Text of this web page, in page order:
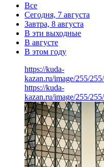
Все
Сегодня, 7 августа
Завтра, 8 августа
В эти выходные
В августе
В этом году
https://kuda-
kazan.ru/image/255/
https://kuda-
kazan.ru/image/255/